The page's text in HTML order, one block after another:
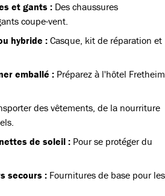
et gants : Des chaussures
coupe-vent.
hybride : Casque, kit de réparation et
emballé : Préparez à l'hôtel Fretheim
des vêtements, de la nourriture
de soleil : Pour se protéger du
secours : Fournitures de base pour les